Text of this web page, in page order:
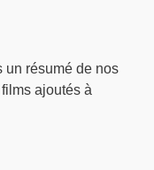
un résumé de nos
ajoutés à